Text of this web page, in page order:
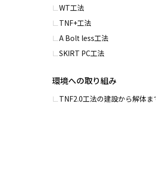
WT⼯法
TNF+⼯法
A Bolt less⼯法
SKIRT PC工法
環境への取り組み
TNF2.0工法の建設から解体